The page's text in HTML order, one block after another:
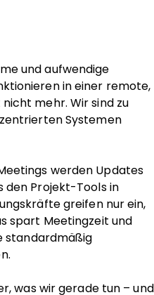
und aufwendige
in einer remote,
mehr. Wir sind zu
Systemen
werden Updates
den Projekt-Tools in
greifen nur ein,
spart Meetingzeit und
standardmäßig
was wir gerade tun – und